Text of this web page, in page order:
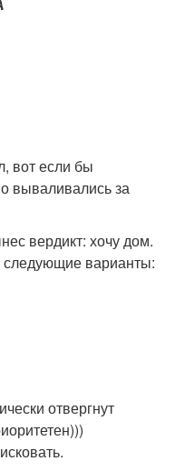
вот если бы
вываливались за
вердикт: хочу дом.
следующие варианты:
отвергнут